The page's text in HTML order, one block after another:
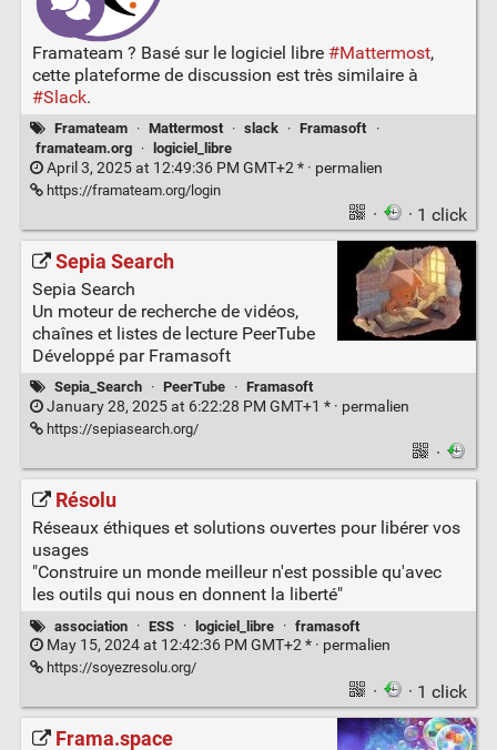
Framateam ? Basé sur le logiciel libre #Mattermost,
cette plateforme de discussion est très similaire à
#Slack.
Framateam · Mattermost · slack · Framasoft
·
framateam.org
· logiciel_libre
April 3, 2025 at 12:49:36 PM GMT+2 * · permalien
https://framateam.org/login
· · 1 click
Sepia Search
Sepia Search
Un moteur de recherche de vidéos,
chaînes et listes de lecture PeerTube
Développé par Framasoft
Sepia_Search · PeerTube · Framasoft
January 28, 2025 at 6:22:28 PM GMT+1 * · permalien
https://sepiasearch.org/
·
Résolu
Réseaux éthiques et solutions ouvertes pour libérer vos
usages
"Construire un monde meilleur n'est possible qu'avec
les outils qui nous en donnent la liberté"
association · ESS · logiciel_libre · framasoft
May 15, 2024 at 12:42:36 PM GMT+2 * · permalien
https://soyezresolu.org/
· · 1 click
Frama.space